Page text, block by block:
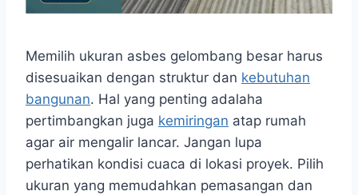
Memilih ukuran asbes gelombang besar harus
disesuaikan dengan struktur dan kebutuhan
bangunan. Hal yang penting adalaha
pertimbangkan juga kemiringan atap rumah
agar air mengalir lancar. Jangan lupa
perhatikan kondisi cuaca di lokasi proyek. Pilih
ukuran yang memudahkan pemasangan dan